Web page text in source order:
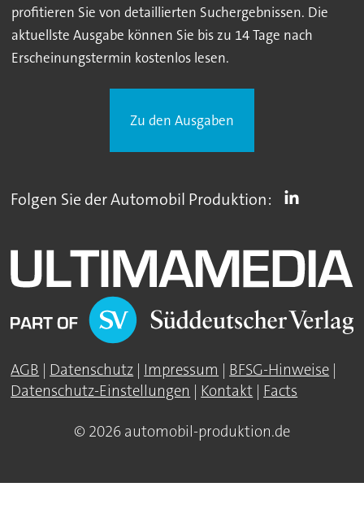
profitieren Sie von detaillierten Suchergebnissen. Die
aktuellste Ausgabe können Sie bis zu 14 Tage nach
Erscheinungstermin kostenlos lesen.
Zu den Ausgaben
Folgen Sie der Automobil Produktion:
AGB | Datenschutz | Impressum | BFSG-Hinweise |
Datenschutz-Einstellungen | Kontakt | Facts
© 2026 automobil-produktion.de